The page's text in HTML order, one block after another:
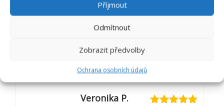
Příjmout
Odmítnout
Zobrazit předvolby
Ochrana osobních údajů
Hodnocení5
Láska 40 je velký zázrak v malé
a do hodiny je čubina uklidněná a
záchvatu, když jsme ještě neměly,
tak byla mimo téměř 12 hodin.
Veronika P.